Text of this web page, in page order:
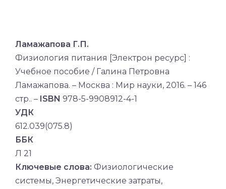
Ламажапова Г.П.
Физиология питания [Электрон ресурс] :
Учебное пособие / Галина Петровна
Ламажапова. – Москва : Мир науки, 2016. – 146
стр.. – ISBN 978-5-9908912-4-1
УДК
612.039(075.8)
ББК
Л 21
Ключевые слова: Физиологические
системы, Энергетические затраты,